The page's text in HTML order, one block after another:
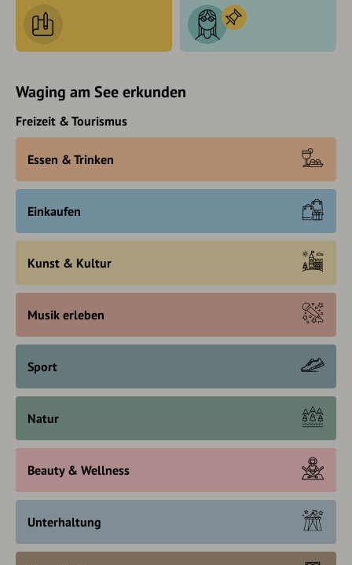
Waging am See erkunden
Freizeit & Tourismus
Essen & Trinken
Einkaufen
Kunst & Kultur
Musik erleben
Sport
Natur
Beauty & Wellness
Unterhaltung